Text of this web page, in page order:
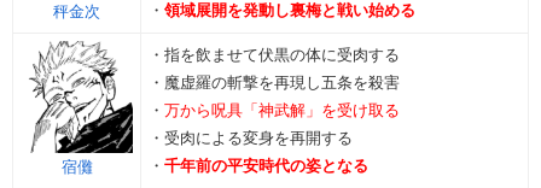
秤金次
・ 領域展開を発動し裏梅と戦い始める
宿儺
・指を飲ませて伏黒の体に受肉する
・魔虚羅の斬撃を再現し五条を殺害
・ 万から呪具「神武解」を受け取る
・受肉による変身を再開する
・ 千年前の平安時代の姿となる